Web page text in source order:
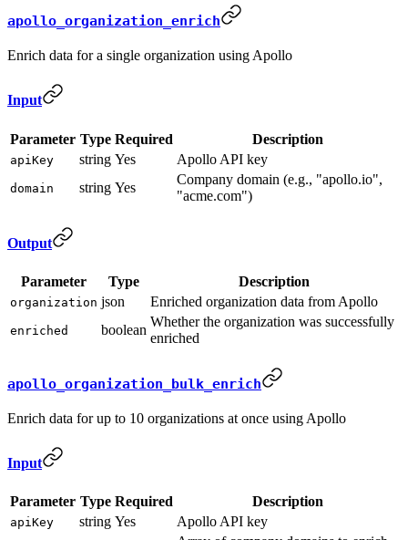
apollo_organization_enrich
Enrich data for a single organization using Apollo
Input
Parameter Type Required Description
apiKey string Yes Apollo API key
domain string Yes
Company domain (e.g., "apollo.io",
"acme.com")
Output
Parameter Type Description
organization json Enriched organization data from Apollo
enriched boolean
Whether the organization was successfully
enriched
apollo_organization_bulk_enrich
Enrich data for up to 10 organizations at once using Apollo
Input
Parameter Type Required Description
apiKey string Yes
Apollo API key